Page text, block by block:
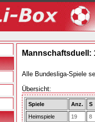
Mannschaftsduell:
Alle Bundesliga-Spiele
Übersicht:
Spiele Anz. S
Heimspiele 19 8